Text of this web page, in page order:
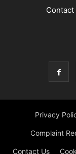
Contact
Privacy
Complaint
Contact Us